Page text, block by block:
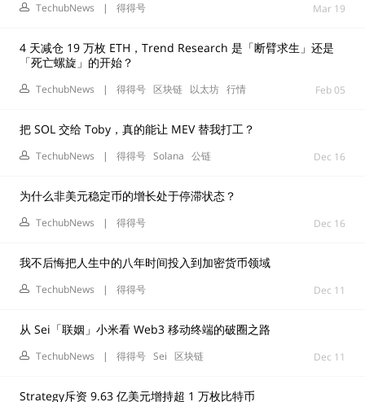
TechubNews | 得得号 Mar 19
4 天减仓 19 万枚 ETH，Trend Research 是「断臂求生」还是
「死亡螺旋」的开始？
TechubNews | 得得号 区块链 以太坊 行情 Feb 05
把 SOL 交给 Toby，真的能让 MEV 替我打工？
TechubNews | 得得号 Solana 公链 Dec 16
为什么非美元稳定币的增长处于停滞状态？
TechubNews | 得得号 Dec 16
我不后悔把人生中的八年时间投入到加密货币领域
TechubNews | 得得号 Dec 11
从 Sei「联姻」小米看 Web3 移动终端的破圈之路
TechubNews | 得得号 Sei 区块链 Dec 11
Strategy斥资 9.63 亿美元增持超 1 万枚比特币